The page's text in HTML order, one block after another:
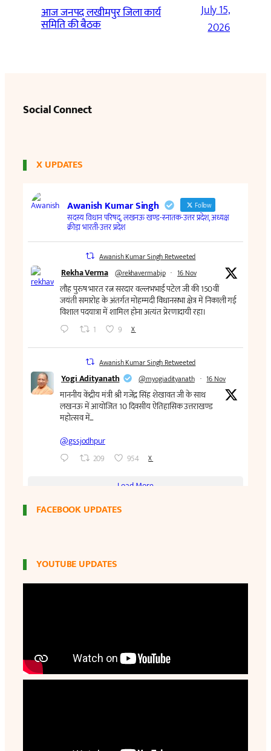
आज जनपद लखीमपुर जिला कार्य
समिति की बैठक
July 15,
2026
Social Connect
X UPDATES
FACEBOOK UPDATES
YOUTUBE UPDATES